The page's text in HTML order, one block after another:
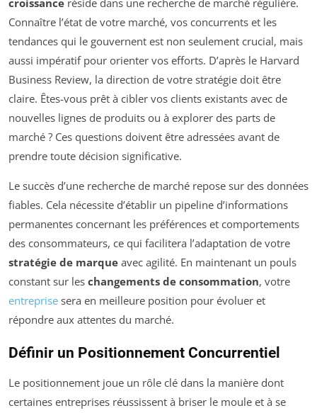
croissance réside dans une recherche de marché régulière.
Connaître l’état de votre marché, vos concurrents et les
tendances qui le gouvernent est non seulement crucial, mais
aussi impératif pour orienter vos efforts. D’après le Harvard
Business Review, la direction de votre stratégie doit être
claire. Êtes-vous prêt à cibler vos clients existants avec de
nouvelles lignes de produits ou à explorer des parts de
marché ? Ces questions doivent être adressées avant de
prendre toute décision significative.
Le succès d’une recherche de marché repose sur des données
fiables. Cela nécessite d’établir un pipeline d’informations
permanentes concernant les préférences et comportements
des consommateurs, ce qui facilitera l’adaptation de votre
stratégie de marque avec agilité. En maintenant un pouls
constant sur les changements de consommation, votre
entreprise sera en meilleure position pour évoluer et
répondre aux attentes du marché.
Définir un Positionnement Concurrentiel
Le positionnement joue un rôle clé dans la manière dont
certaines entreprises réussissent à briser le moule et à se